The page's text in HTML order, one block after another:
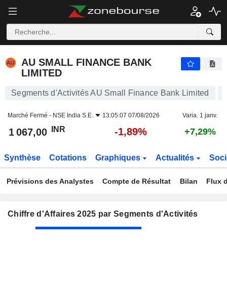
AU SMALL FINANCE BANK
LIMITED
Segments d'Activités AU Small Finance Bank Limited
Marché Fermé - NSE India S.E. 13:05:07 07/08/2026 Varia. 1 janv.
1 067,00 INR -1,89% +7,29%
Synthèse Cotations Graphiques Actualités
Prévisions des Analystes Compte de Résultat Bilan Flux
Chiffre d'Affaires 2025 par Segments d'Activités